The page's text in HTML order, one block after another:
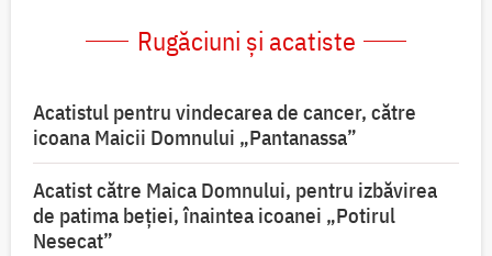
Rugăciuni și acatiste
Acatistul pentru vindecarea de cancer, către
icoana Maicii Domnului „Pantanassa”
Acatist către Maica Domnului, pentru izbăvirea
de patima beției, înaintea icoanei „Potirul
Nesecat”